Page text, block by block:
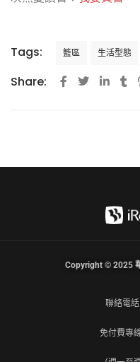
Tags: 籃區 生活型態
Share:
聯絡電
免付費專
Copyright © 2025